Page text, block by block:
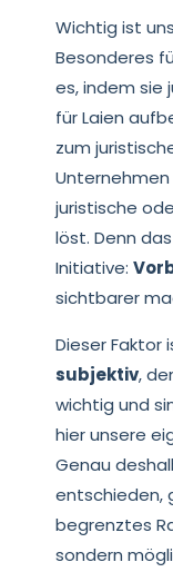
Wichtig ist
Besonderes
es, indem sie
für Laien
zum
juristische
löst. Denn
Initiative:
sichtbarer
Dieser Faktor
subjektiv,
wichtig und
hier unsere
Genau
entschieden,
begrenztes
sondern